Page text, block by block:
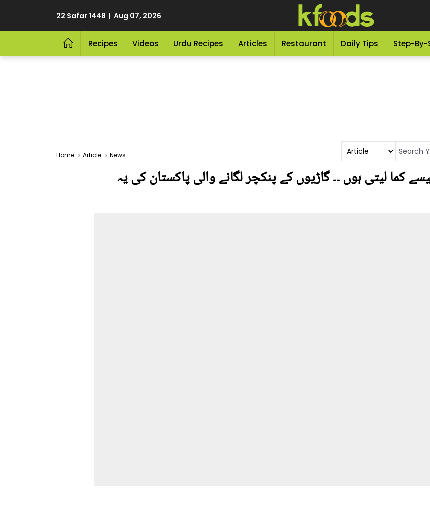
22 Safar 1448 | Aug 07, 2026
Recipes Videos Urdu Recipes Articles Restaurant Daily Tips Step-By-
Home Article News
سے زائد پیسے کما لیتی ہوں ۔۔ گاڑیوں کے پنکچر لگانے والی پاکستان کی یہ